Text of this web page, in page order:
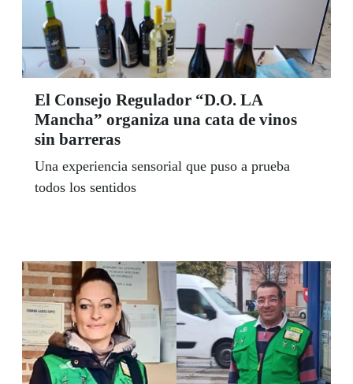
El Consejo Regulador “D.O. LA
Mancha” organiza una cata de vinos
sin barreras
Una experiencia sensorial que puso a prueba
todos los sentidos